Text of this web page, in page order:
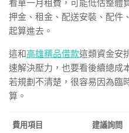
看單一月租費，可能低估整體
押金、租金、配送安裝、配件
起算進去。
這和高雄精品借款這類資金安
速解決壓力，也要看後續總成
若規劃不清楚，很容易因為臨
算。
費用項目 建議詢問